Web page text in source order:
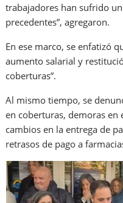
trabajadores han sufrido
precedentes”, agregaron.
En ese marco, se enfatizó
aumento salarial y
coberturas”.
Al mismo tiempo, se
en coberturas, demoras en
cambios en la entrega de
retrasos de pago a